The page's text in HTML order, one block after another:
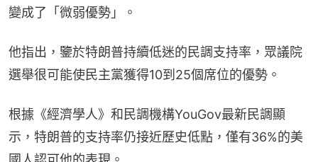
變成了「微弱優勢」。
他指出，鑒於特朗普持續低迷的民調支持率，眾議院
選舉很可能使民主黨獲得10到25個席位的優勢。
根據《經濟學人》和民調機構YouGov最新民調顯
示，特朗普的支持率仍接近歷史低點，僅有36%的美